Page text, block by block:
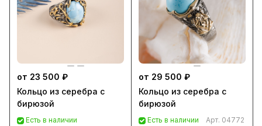
от 23 500 ₽
Кольцо из серебра с
бирюзой
Есть в наличии
от 29 500 ₽
Кольцо из серебра с
бирюзой
Есть в наличии Арт. 04772